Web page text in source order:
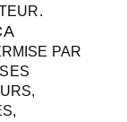
PAR